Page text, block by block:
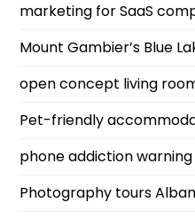
marketing for SaaS
Mount Gambier’s Blue
open concept living
Pet-friendly
phone addiction warning
Photography tours